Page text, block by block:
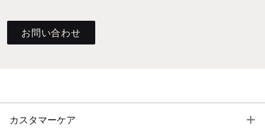
お問い合わせ
カスタマーケア